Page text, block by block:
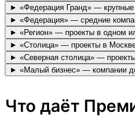
► «Федерация Гранд» — крупные
► «Федерация» — средние
► «Регион» — проекты в одном
► «Столица» — проекты в
► «Северная столица» —
► «Малый бизнес» — компании
Что даёт